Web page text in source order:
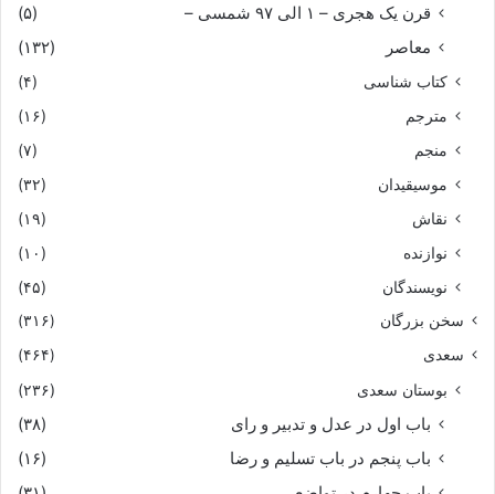
قرن یک هجری – ۱ الی ۹۷ شمسی –
(۵)
معاصر
(۱۳۲)
کتاب شناسی
(۴)
مترجم
(۱۶)
منجم
(۷)
موسیقیدان
(۳۲)
نقاش
(۱۹)
نوازنده
(۱۰)
نویسندگان
(۴۵)
سخن بزرگان
(۳۱۶)
سعدی
(۴۶۴)
بوستان سعدی (۲۳۶)
باب اول در عدل و تدبیر و رای
(۳۸)
باب پنجم در باب تسلیم و رضا
(۱۶)